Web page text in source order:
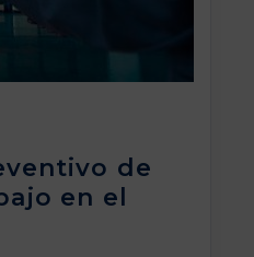
de
en el